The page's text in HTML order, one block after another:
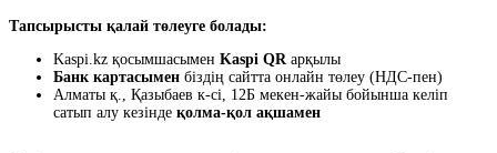
Тапсырысты қалай төлеуге болады:
Kaspi.kz қосымшасымен Kaspi QR арқылы
Банк картасымен біздің сайтта онлайн төлеу (НДС-пен)
Алматы қ., Қазыбаев к-сі, 12Б мекен-жайы бойынша келіп
сатып алу кезінде қолма-қол ақшамен